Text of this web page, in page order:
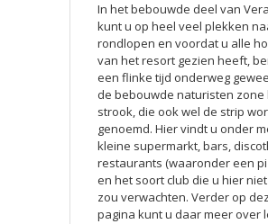
In het bebouwde deel van
kunt u op heel veel plekken
rondlopen en voordat u alle
van het resort gezien heeft,
een flinke tijd onderweg
de bebouwde naturisten zone
strook, die ook wel de strip
genoemd. Hier vindt u onder
kleine supermarkt, bars,
restaurants (waaronder een
en het soort club die u hier
zou verwachten. Verder op
pagina kunt u daar meer over